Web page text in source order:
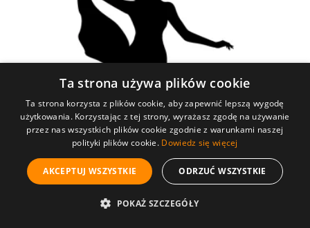
Szablon malarski, wielorazowy, wzór sylwetka 18 -
Ta strona używa plików cookie
Ta strona korzysta z plików cookie, aby zapewnić lepszą wygodę
użytkowania. Korzystając z tej strony, wyrażasz zgodę na używanie
przez nas wszystkich plików cookie zgodnie z warunkami naszej
polityki plików cookie. Dowiedz się więcej
AKCEPTUJ WSZYSTKIE ODRZUĆ WSZYSTKIE
POKAŻ SZCZEGÓŁY